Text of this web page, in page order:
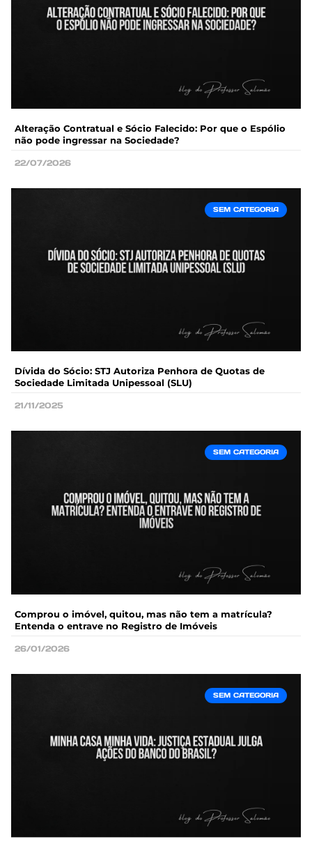
Alteração Contratual e Sócio Falecido: Por que o Espólio
não pode ingressar na Sociedade?
22/07/2026
SEM CATEGORIA
Dívida do Sócio: STJ Autoriza Penhora de Quotas de
Sociedade Limitada Unipessoal (SLU)
21/11/2025
SEM CATEGORIA
Comprou o imóvel, quitou, mas não tem a matrícula?
Entenda o entrave no Registro de Imóveis
26/01/2026
SEM CATEGORIA